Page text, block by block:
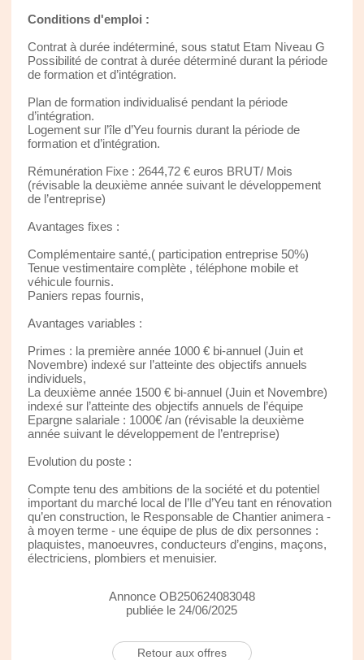
Conditions d'emploi :
Contrat à durée indéterminé, sous statut Etam Niveau G
Possibilité de contrat à durée déterminé durant la période
de formation et d’intégration.
Plan de formation individualisé pendant la période
d’intégration.
Logement sur l’île d’Yeu fournis durant la période de
formation et d’intégration.
Rémunération Fixe : 2644,72 € euros BRUT/ Mois
(révisable la deuxième année suivant le développement
de l’entreprise)
Avantages fixes :
Complémentaire santé,( participation entreprise 50%)
Tenue vestimentaire complète , téléphone mobile et
véhicule fournis.
Paniers repas fournis,
Avantages variables :
Primes : la première année 1000 € bi-annuel (Juin et
Novembre) indexé sur l’atteinte des objectifs annuels
individuels,
La deuxième année 1500 € bi-annuel (Juin et Novembre)
indexé sur l’atteinte des objectifs annuels de l’équipe
Epargne salariale : 1000€ /an (révisable la deuxième
année suivant le développement de l’entreprise)
Evolution du poste :
Compte tenu des ambitions de la société et du potentiel
important du marché local de l’Ile d’Yeu tant en rénovation
qu’en construction, le Responsable de Chantier animera -
à moyen terme - une équipe de plus de dix personnes :
plaquistes, manoeuvres, conducteurs d’engins, maçons,
électriciens, plombiers et menuisier.
Annonce OB250624083048
publiée le 24/06/2025
Retour aux offres